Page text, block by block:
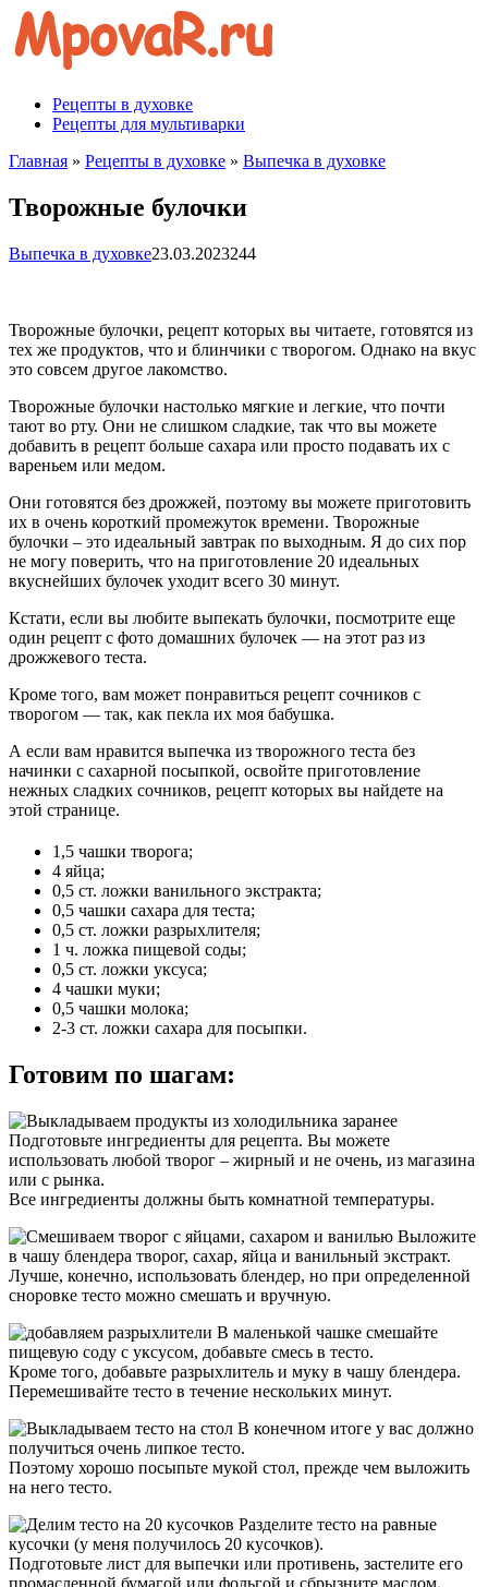
Перейти
контенту
Рецепты в духовке
Рецепты для мультиварки
Главная » Рецепты в духовке » Выпечка в духовке
Творожные булочки
Выпечка в духовке23.03.2023244
Творожные булочки, рецепт которых вы читаете, готовятся из
тех же продуктов, что и блинчики с творогом. Однако на вкус
это совсем другое лакомство.
Творожные булочки настолько мягкие и легкие, что почти
тают во рту. Они не слишком сладкие, так что вы можете
добавить в рецепт больше сахара или просто подавать их с
вареньем или медом.
Они готовятся без дрожжей, поэтому вы можете приготовить
их в очень короткий промежуток времени. Творожные
булочки – это идеальный завтрак по выходным. Я до сих пор
не могу поверить, что на приготовление 20 идеальных
вкуснейших булочек уходит всего 30 минут.
Кстати, если вы любите выпекать булочки, посмотрите еще
один рецепт с фото домашних булочек — на этот раз из
дрожжевого теста.
Кроме того, вам может понравиться рецепт сочников с
творогом — так, как пекла их моя бабушка.
А если вам нравится выпечка из творожного теста без
начинки с сахарной посыпкой, освойте приготовление
нежных сладких сочников, рецепт которых вы найдете на
этой странице.
1,5 чашки творога;
4 яйца;
0,5 ст. ложки ванильного экстракта;
0,5 чашки сахара для теста;
0,5 ст. ложки разрыхлителя;
1 ч. ложка пищевой соды;
0,5 ст. ложки уксуса;
4 чашки муки;
0,5 чашки молока;
2-3 ст. ложки сахара для посыпки.
Готовим по шагам:
Подготовьте ингредиенты для рецепта. Вы можете
использовать любой творог – жирный и не очень, из магазина
или с рынка.
Все ингредиенты должны быть комнатной температуры.
Выложите
в чашу блендера творог, сахар, яйца и ванильный экстракт.
Лучше, конечно, использовать блендер, но при определенной
сноровке тесто можно смешать и вручную.
В маленькой чашке смешайте
пищевую соду с уксусом, добавьте смесь в тесто.
Кроме того, добавьте разрыхлитель и муку в чашу блендера.
Перемешивайте тесто в течение нескольких минут.
В конечном итоге у вас должно
получиться очень липкое тесто.
Поэтому хорошо посыпьте мукой стол, прежде чем выложить
на него тесто.
Разделите тесто на равные
кусочки (у меня получилось 20 кусочков).
Подготовьте лист для выпечки или противень, застелите его
промасленной бумагой или фольгой и сбрызните маслом.